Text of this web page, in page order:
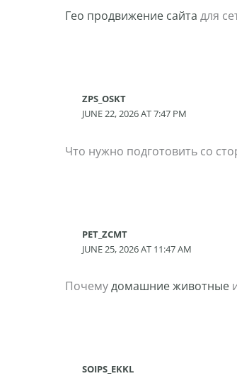
Гео продвижение сайта для
ZPS_OSKT
JUNE 22, 2026 AT 7:47 PM
Что нужно подготовить со
PET_ZCMT
JUNE 25, 2026 AT 11:47 AM
Почемудомашние животные
SOIPS_EKKL